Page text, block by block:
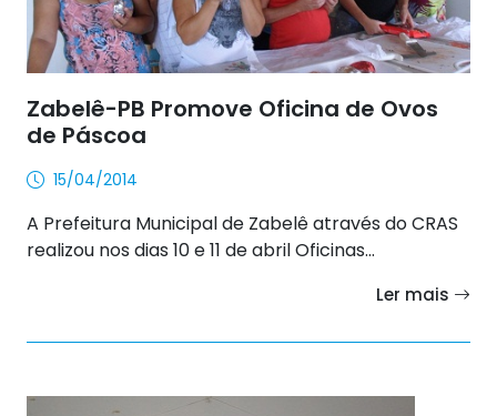
Zabelê-PB Promove Oficina de Ovos
de Páscoa
15/04/2014
A Prefeitura Municipal de Zabelê através do CRAS
realizou nos dias 10 e 11 de abril Oficinas...
Ler mais